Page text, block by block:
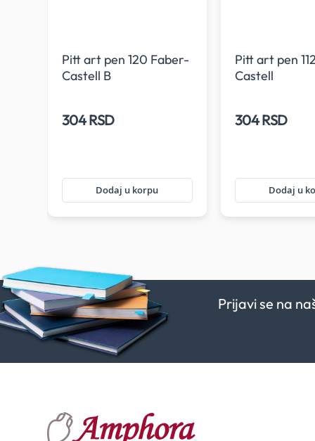
Pitt art pen 120 Faber-
Castell B
304 RSD
Dodaj u korpu
Pitt art pen
Castell
304 RSD
Dodaj u
Prijavi se na